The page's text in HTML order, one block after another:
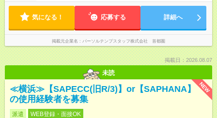
気になる！ 応募する 詳細へ
掲載元企業名 パーソルテンプスタッフ株式会社 首都圏
掲載日：2026.08.07
未読
NEW
≪横浜≫【SAPECC(旧R/3)】or【SAPHANA】
の使用経験者を募集
派遣 WEB登録・面接OK